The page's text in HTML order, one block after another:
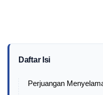
Daftar Isi
Perjuangan